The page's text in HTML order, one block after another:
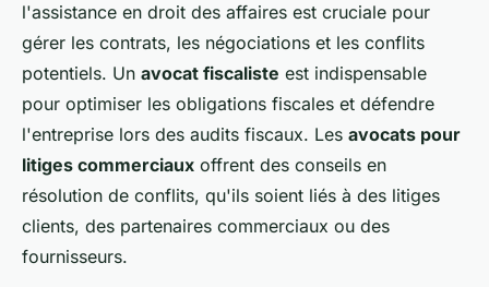
l'assistance en droit des affaires est cruciale pour
gérer les contrats, les négociations et les conflits
potentiels. Un avocat fiscaliste est indispensable
pour optimiser les obligations fiscales et défendre
l'entreprise lors des audits fiscaux. Les avocats pour
litiges commerciaux offrent des conseils en
résolution de conflits, qu'ils soient liés à des litiges
clients, des partenaires commerciaux ou des
fournisseurs.